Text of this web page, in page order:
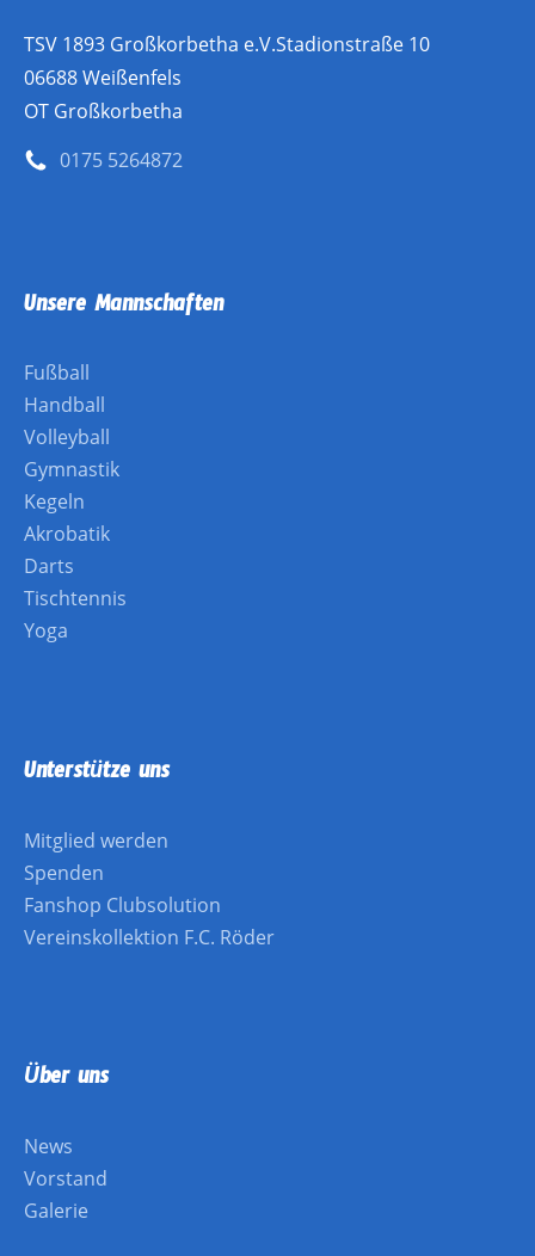
TSV 1893 Großkorbetha e.V.Stadionstraße 10
06688 Weißenfels
OT Großkorbetha
0175 5264872
Unsere Mannschaften
Fußball
Handball
Volleyball
Gymnastik
Kegeln
Akrobatik
Darts
Tischtennis
Yoga
Unterstütze uns
Mitglied werden
Spenden
Fanshop Clubsolution
Vereinskollektion F.C. Röder
Über uns
News
Vorstand
Galerie